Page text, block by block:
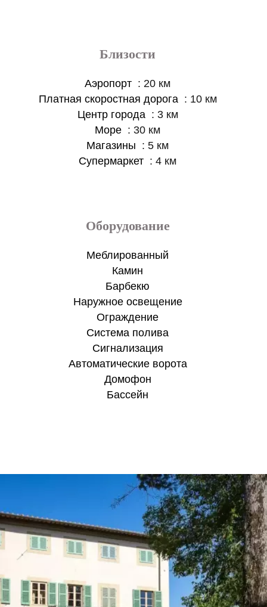
Близости
Аэропорт
20 км
Платная скоростная дорога
10 км
Центр города
3 км
Море
30 км
Магазины
5 км
Супермаркет
4 км
Оборудование
Меблированный
Камин
Барбекю
Наружное освещение
Ограждение
Система полива
Сигнализация
Автоматические ворота
Домофон
Бассейн